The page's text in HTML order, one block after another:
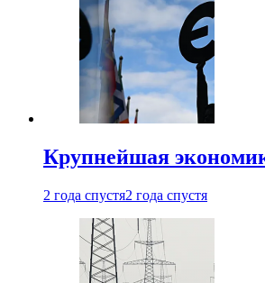
Крупнейшая
2 года спустя2 года спустя